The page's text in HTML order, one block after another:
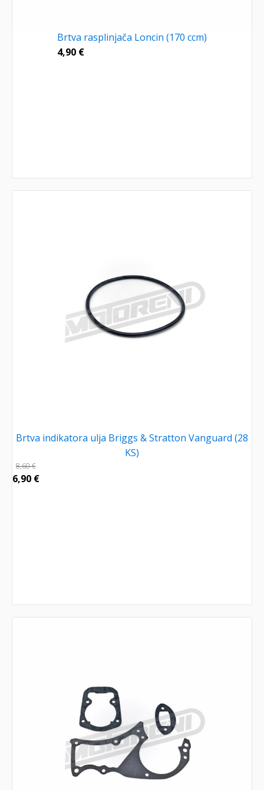
Brtva rasplinjača Loncin (170 ccm)
4,90 €
Brtva indikatora ulja Briggs & Stratton Vanguard (28
KS)
8,60€
6,90 €